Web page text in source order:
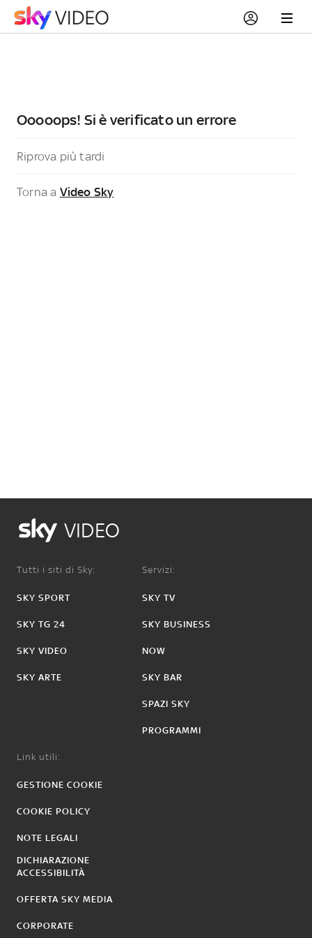
Ooooops! Si è verificato un errore
Riprova più tardi
Torna a Video Sky
VIDEO
Tutti i siti di Sky:
SKY SPORT
SKY TG 24
SKY VIDEO
SKY ARTE
Servizi:
SKY TV
SKY BUSINESS
NOW
SKY BAR
SPAZI SKY
PROGRAMMI
Link utili:
GESTIONE COOKIE
COOKIE POLICY
NOTE LEGALI
DICHIARAZIONE
ACCESSIBILITÀ
OFFERTA SKY MEDIA
CORPORATE